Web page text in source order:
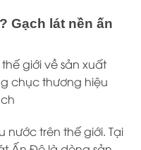
Gạch lát nền ấn
giới về sản xuất
chục thương hiệu
nước trên thế giới. Tại